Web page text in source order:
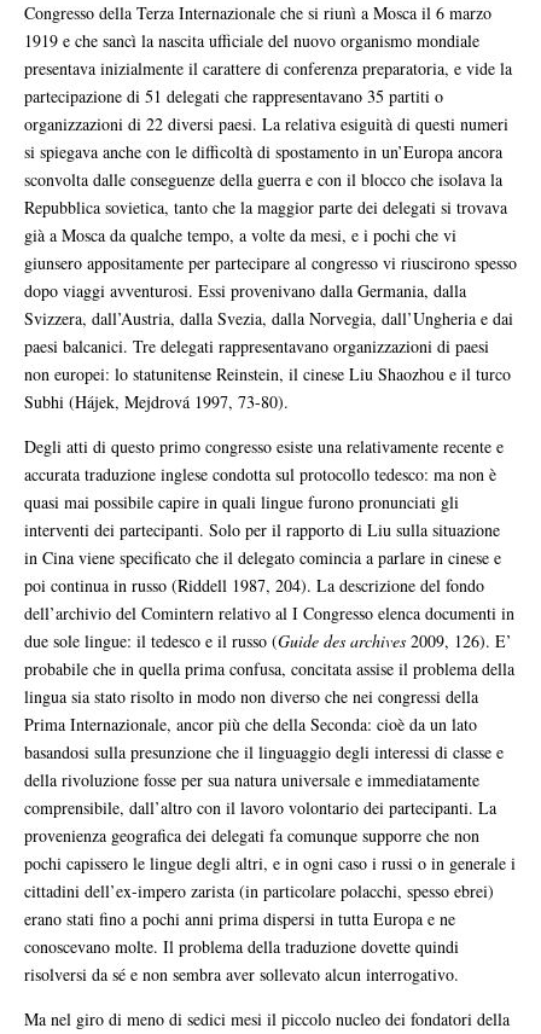
Congresso della Terza Internazionale che si riunì a Mosca il 6 marzo
1919 e che sancì la nascita ufficiale del nuovo organismo mondiale
presentava inizialmente il carattere di conferenza preparatoria, e vide la
partecipazione di 51 delegati che rappresentavano 35 partiti o
organizzazioni di 22 diversi paesi. La relativa esiguità di questi numeri
si spiegava anche con le difficoltà di spostamento in un’Europa ancora
sconvolta dalle conseguenze della guerra e con il blocco che isolava la
Repubblica sovietica, tanto che la maggior parte dei delegati si trovava
già a Mosca da qualche tempo, a volte da mesi, e i pochi che vi
giunsero appositamente per partecipare al congresso vi riuscirono spesso
dopo viaggi avventurosi. Essi provenivano dalla Germania, dalla
Svizzera, dall’Austria, dalla Svezia, dalla Norvegia, dall’Ungheria e dai
paesi balcanici. Tre delegati rappresentavano organizzazioni di paesi
non europei: lo statunitense Reinstein, il cinese Liu Shaozhou e il turco
Subhi (Hájek, Mejdrová 1997, 73-80).
Degli atti di questo primo congresso esiste una relativamente recente e
accurata traduzione inglese condotta sul protocollo tedesco: ma non è
quasi mai possibile capire in quali lingue furono pronunciati gli
interventi dei partecipanti. Solo per il rapporto di Liu sulla situazione
in Cina viene specificato che il delegato comincia a parlare in cinese e
poi continua in russo (Riddell 1987, 204). La descrizione del fondo
dell’archivio del Comintern relativo al I Congresso elenca documenti in
due sole lingue: il tedesco e il russo (Guide des archives 2009, 126). E’
probabile che in quella prima confusa, concitata assise il problema della
lingua sia stato risolto in modo non diverso che nei congressi della
Prima Internazionale, ancor più che della Seconda: cioè da un lato
basandosi sulla presunzione che il linguaggio degli interessi di classe e
della rivoluzione fosse per sua natura universale e immediatamente
comprensibile, dall’altro con il lavoro volontario dei partecipanti. La
provenienza geografica dei delegati fa comunque supporre che non
pochi capissero le lingue degli altri, e in ogni caso i russi o in generale i
cittadini dell’ex-impero zarista (in particolare polacchi, spesso ebrei)
erano stati fino a pochi anni prima dispersi in tutta Europa e ne
conoscevano molte. Il problema della traduzione dovette quindi
risolversi da sé e non sembra aver sollevato alcun interrogativo.
Ma nel giro di meno di sedici mesi il piccolo nucleo dei fondatori della